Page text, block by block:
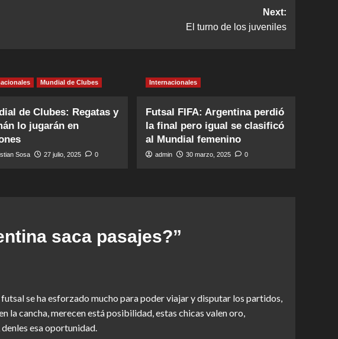
Next:
El turno de los juveniles
Mundial de Clubes
de Clubes: Regatas y
lo jugarán en
Sosa 27 julio, 2025 0
Internacionales
Futsal FIFA: Argentina perdió
la final pero igual se clasificó
al Mundial femenino
admin 30 marzo, 2025 0
saca pasajes?”
se ha esforzado mucho para poder viajar y disputar los partidos,
la cancha, merecen está posibilidad, estas chicas valen oro,
esa oportunidad.